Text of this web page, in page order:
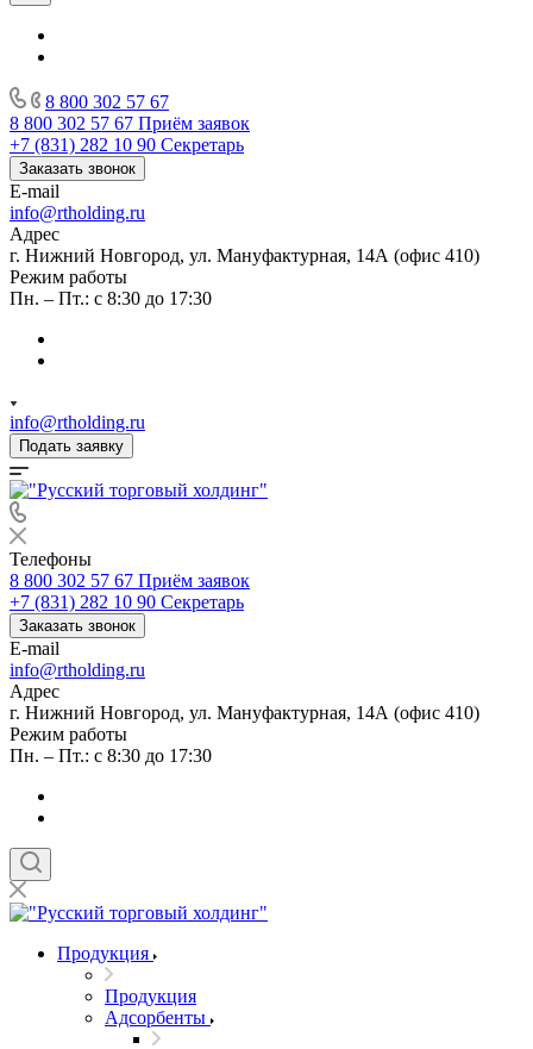
8 800 302 57 67
8 800 302 57 67 Приём заявок
+7 (831) 282 10 90 Секретарь
Заказать звонок
E-mail
info@rtholding.ru
Адрес
г. Нижний Новгород, ул. Мануфактурная, 14А (офис 410)
Режим работы
Пн. – Пт.: с 8:30 до 17:30
info@rtholding.ru
Подать заявку
Телефоны
8 800 302 57 67 Приём заявок
+7 (831) 282 10 90 Секретарь
Заказать звонок
E-mail
info@rtholding.ru
Адрес
г. Нижний Новгород, ул. Мануфактурная, 14А (офис 410)
Режим работы
Пн. – Пт.: с 8:30 до 17:30
Продукция
Продукция
Адсорбенты